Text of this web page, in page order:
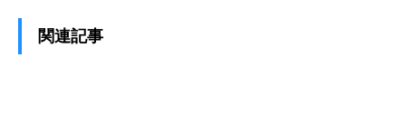
関連記事